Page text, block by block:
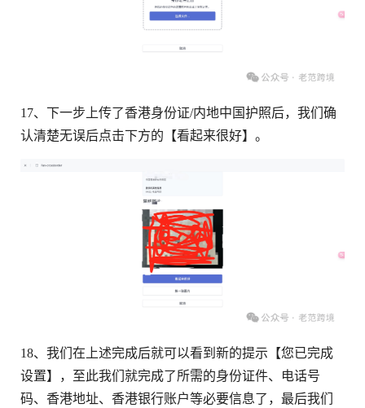
17、下一步上传了香港身份证/内地中国护照后，我们确
认清楚无误后点击下方的【看起来很好】。
18、我们在上述完成后就可以看到新的提示【您已完成
设置】，至此我们就完成了所需的身份证件、电话号
码、香港地址、香港银行账户等必要信息了，最后我们